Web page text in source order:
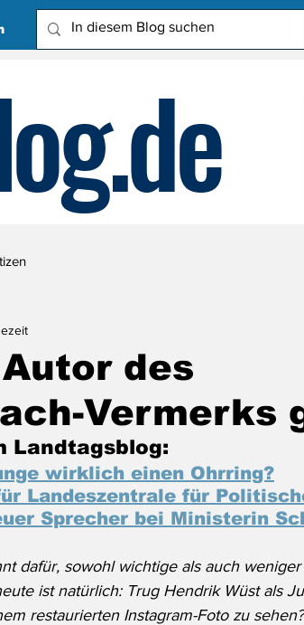
des
Vermerks
Landtagsblog:
wirklich einen Ohrring?
Landeszentrale für
Sprecher bei Ministerin
dafür, sowohl wichtige als auch
ist natürlich: Trug Hendrik Wüst als
restaurierten Instagram-Foto zu